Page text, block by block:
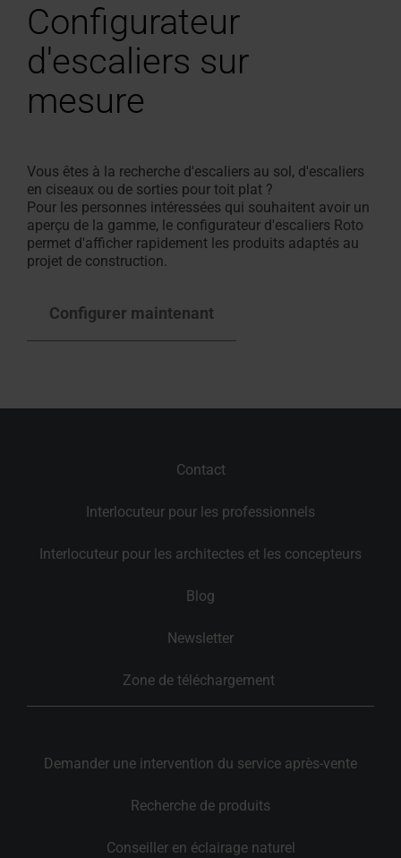
Configurateur
d'escaliers sur
mesure
Vous êtes à la recherche d'escaliers au sol, d'escaliers
en ciseaux ou de sorties pour toit plat ?
Pour les personnes intéressées qui souhaitent avoir un
aperçu de la gamme, le configurateur d'escaliers Roto
permet d'afficher rapidement les produits adaptés au
projet de construction.
Configurer maintenant
Contact
Interlocuteur pour les professionnels
Interlocuteur pour les architectes et les concepteurs
Blog
Newsletter
Zone de téléchargement
Demander une intervention du service après-vente
Recherche de produits
Conseiller en éclairage naturel